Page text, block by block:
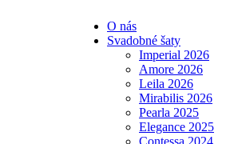
O nás
Svadobné šaty
Imperial 2026
Amore 2026
Leila 2026
Mirabilis 2026
Pearla 2025
Elegance 2025
Contessa 2024